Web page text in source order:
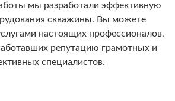
мы разработали эффективную
скважины. Вы можете
настоящих профессионалов,
репутацию грамотных и
специалистов.